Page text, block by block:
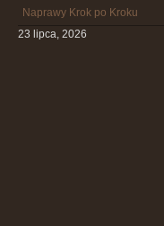
Naprawy Krok po Kroku
23 lipca, 2026